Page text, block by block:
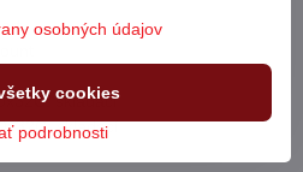
skladací
skladací
osobných údajov
podrobnosti
cookies